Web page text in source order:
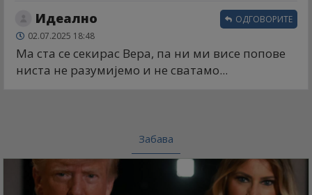
Идеално
02.07.2025 18:48
Ма ста се секирас Вера, па ни ми висе попове
ниста не разумијемо и не сватамо...
ОДГОВОРИТЕ
Забава